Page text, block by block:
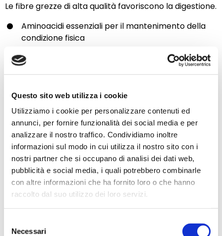
Questo sito web utilizza i cookie
Utilizziamo i cookie per personalizzare contenuti ed
annunci, per fornire funzionalità dei social media e per
analizzare il nostro traffico. Condividiamo inoltre
informazioni sul modo in cui utilizza il nostro sito con i
nostri partner che si occupano di analisi dei dati web,
pubblicità e social media, i quali potrebbero combinarle
con altre informazioni che ha fornito loro o che hanno
raccolto dal suo utilizzo dei loro servizi.
delNecessari
Le fibre grezze di alta qualità favoriscono la digestione.
Aminoacidi essenziali per il mantenimento della
condizione fisica
Contenuto di zucchero/amido adattato alle
esigenze dei cavalli anziani
Ulteriori acidi grassi omega 3 e 6
Rapporto calcio/fosforo corretto
Antiossidanti per rafforzare il sistema immunitario
Vitamine e minerali aggiuntivi
Adatto anche a cavalli con problemi dentali
Può essere somministrato sia a secco che in
ammollo.
Applicazione